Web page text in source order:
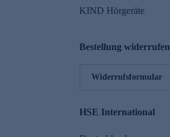
KIND Hörgeräte
Bestellung widerrufen
Widerrufsformular
HSE International